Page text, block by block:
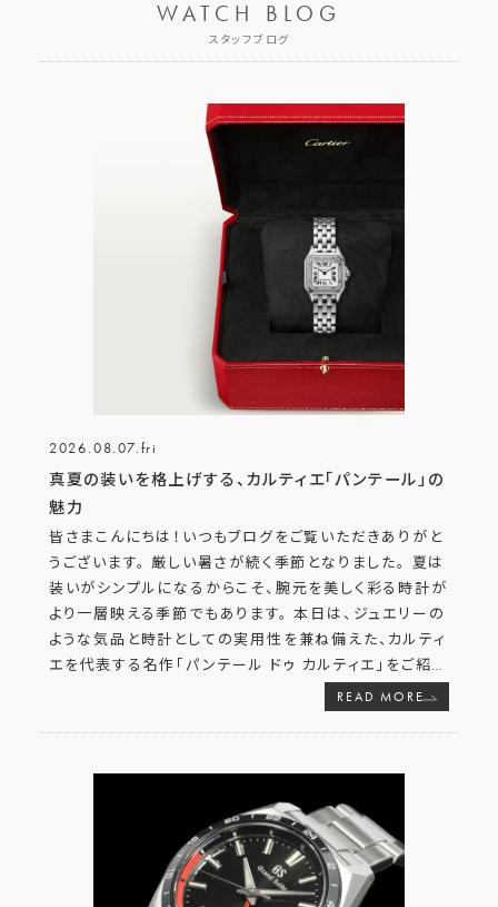
WATCH BLOG
スタッフブログ
2026.08.07.fri
真夏の装いを格上げする、カルティエ「パンテール」の
魅力
皆さまこんにちは！いつもブログをご覧いただきありがと
うございます。 厳しい暑さが続く季節となりました。 夏は
装いがシンプルになるからこそ、腕元を美しく彩る時計が
より一層映える季節でもあります。 本日は、ジュエリーの
ような気品と時計としての実用性を兼ね備えた、カルティ
エを代表する名作「パンテール ドゥ カルティエ」をご紹…
READ MORE